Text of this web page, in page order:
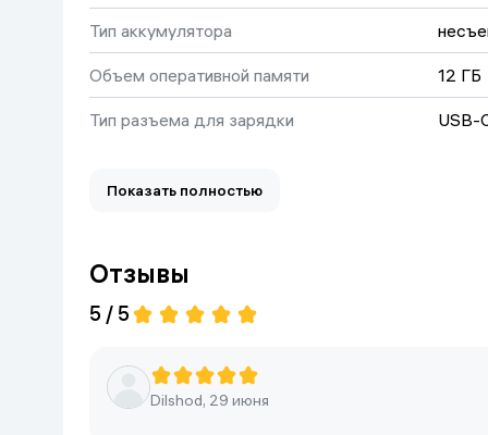
Канцелярия
Бытовая химия
Тип аккумулятора
Объем оперативной памяти 12 ГБ
Тип разъема для зарядки USB-
Количество SIM-карт
Показать полностью
Отзывы
5 / 5
Dilshod, 29 июня